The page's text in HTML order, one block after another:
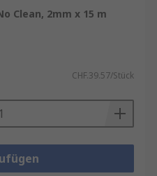
Clean, 2mm x 15 m
CHF.39.57/Stück